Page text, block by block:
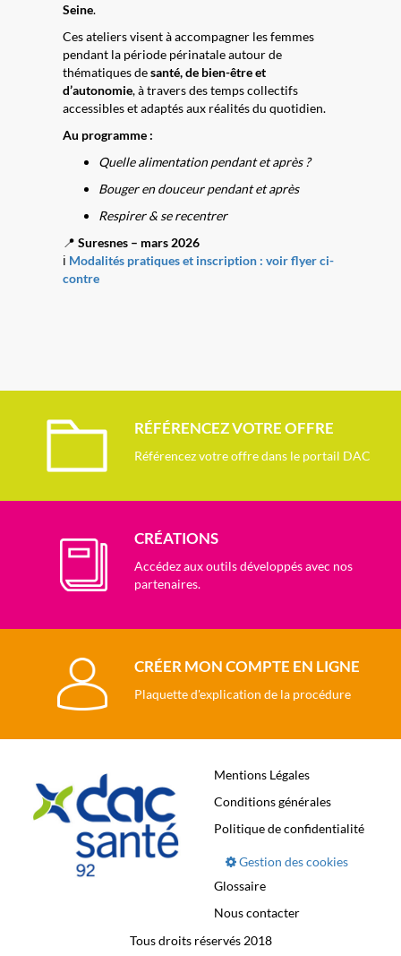
Seine.
Ces ateliers visent à accompagner les femmes
pendant la période périnatale autour de
thématiques desanté, de bien-être et
d’autonomie, à travers des temps collectifs
accessibles et adaptés aux réalités du quotidien.
Au programme :
Quelle alimentation pendant et après ?
Bouger en douceur pendant et après
Respirer & se recentrer
📍 Suresnes – mars 2026
ℹ️ Modalités pratiques et inscription : voir flyer ci-
contre
RÉFÉRENCEZ VOTRE OFFRE
Référencez votre offre dans le portail DAC
CRÉATIONS
Accédez aux outils développés avec nos
partenaires.
CRÉER MON COMPTE EN LIGNE
Plaquette d'explication de la procédure
Mentions Légales
Conditions générales
Politique de confidentialité
Gestion des cookies
Glossaire
Nous contacter
Tous droits réservés 2018